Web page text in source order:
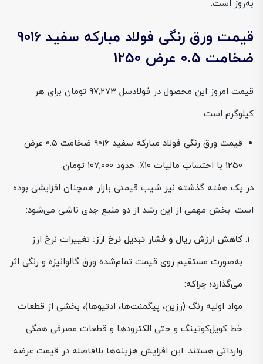
به‌روز است.
قیمت ورق رنگی فولاد مبارکه سفید 9016
ضخامت 0.5 عرض 1250
قیمت امروز این محصول در فولادسل ۹۷,۲۷۳ تومان برای هر
کیلوگرم است.
قیمت ورق رنگی فولاد مبارکه سفید 9016 ضخامت 0.5 عرض
1250 با احتساب مالیات ۱۰٪: حدود ۱۰۷,۰۰۰ تومان.
در یک هفته گذشته نیز شیب قیمتی بازار همچنان افزایشی بوده
است. بخش مهمی از این رشد از دو منبع جدی ناشی می‌شود:
کاهش ارزش ریال و فشار تبدیل نرخ ارز: تغییرات نرخ ارز
به‌صورت مستقیم روی قیمت تمام‌شده ورق گالوانیزه و رنگی اثر
می‌گذارد؛ چراکه:
مواد اولیه رنگ (رزین، پیگمنت‌ها، ادتیوها)، بخشی از قطعات
خط کویل‌کوتینگ و حتی الکترودها و قطعات مصرفی همگی
وارداتی هستند. این افزایش هزینه‌ها بلافاصله در قیمت عرضه